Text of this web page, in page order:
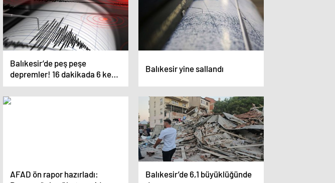
Balıkesir’de peş peşe
depremler! 16 dakikada 6 kez
salladı
Balıkesir yine sallandı
AFAD ön rapor hazırladı:
Balıkesir’de 6,1 büyüklüğünde